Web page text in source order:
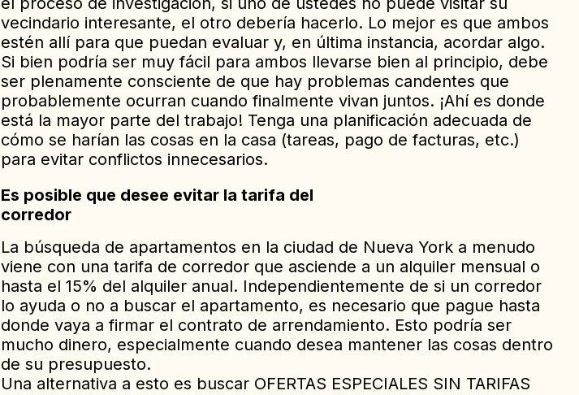
vecindario interesante, el otro debería hacerlo. Lo mejor es que ambos
estén allí para que puedan evaluar y, en última instancia, acordar algo.
Si bien podría ser muy fácil para ambos llevarse bien al principio, debe
ser plenamente consciente de que hay problemas candentes que
probablemente ocurran cuando finalmente vivan juntos. ¡Ahí es donde
está la mayor parte del trabajo! Tenga una planificación adecuada de
cómo se harían las cosas en la casa (tareas, pago de facturas, etc.)
para evitar conflictos innecesarios.
Es posible que desee evitar la tarifa del
corredor
La búsqueda de apartamentos en la ciudad de Nueva York a menudo
viene con una tarifa de corredor que asciende a un alquiler mensual o
hasta el 15% del alquiler anual. Independientemente de si un corredor
lo ayuda o no a buscar el apartamento, es necesario que pague hasta
donde vaya a firmar el contrato de arrendamiento. Esto podría ser
mucho dinero, especialmente cuando desea mantener las cosas dentro
de su presupuesto.
Una alternativa a esto es buscar OFERTAS ESPECIALES SIN TARIFAS